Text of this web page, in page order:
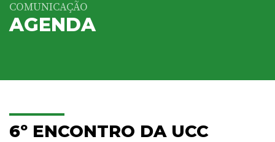
COMUNICAÇÃO
AGENDA
6º ENCONTRO DA UCC